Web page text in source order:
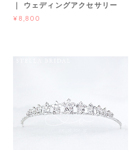
｜ ウェディングアクセサリー
¥8,800